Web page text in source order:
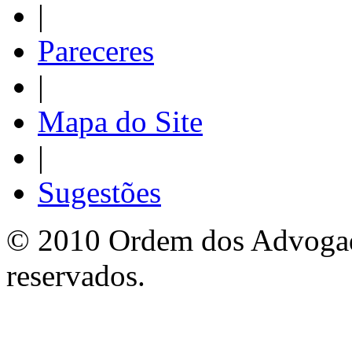
|
Pareceres
|
Mapa do Site
|
Sugestões
© 2010 Ordem dos
reservados.